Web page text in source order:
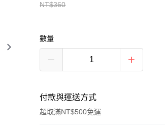
NT$360
數量
付款與運送方式
超取滿NT$500免運